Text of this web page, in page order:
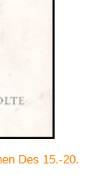
Des 15.-20.